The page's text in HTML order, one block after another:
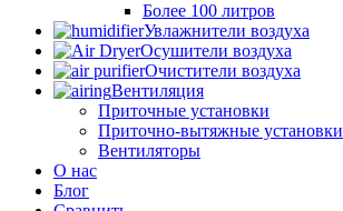
Более 100 литров
Увлажнители воздуха
Осушители воздуха
Очистители воздуха
Вентиляция
Приточные установки
Приточно-вытяжные установки
Вентиляторы
О нас
Блог